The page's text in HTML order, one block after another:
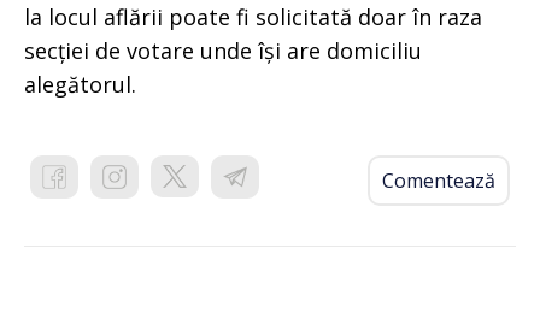
la locul aflării poate fi solicitată doar în raza
secției de votare unde își are domiciliu
alegătorul.
Comentează